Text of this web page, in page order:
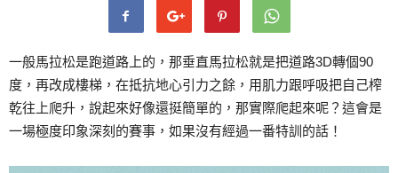
一般馬拉松是跑道路上的，那垂直馬拉松就是把道路3D轉個90
度，再改成樓梯，在抵抗地心引力之餘，用肌力跟呼吸把自己榨
乾往上爬升，說起來好像還挺簡單的，那實際爬起來呢？這會是
一場極度印象深刻的賽事，如果沒有經過一番特訓的話！